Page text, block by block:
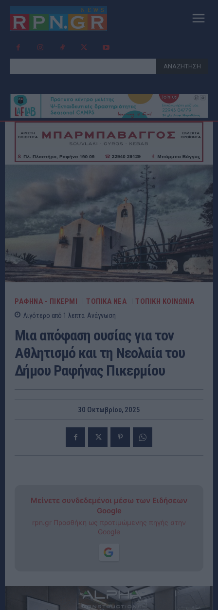
ΑΝΑΖΗΤΗΣΗ
ΡΑΦΗΝΑ - ΠΙΚΕΡΜΙ ΤΟΠΙΚΑ ΝΕΑ ΤΟΠΙΚΗ ΚΟΙΝΩΝΙΑ
Λιγότερο από 1 λεπτα Ανάγνωση
Μια απόφαση ουσίας για τον
Αθλητισμό και τη Νεολαία του
Δήμου Ραφήνας Πικερμίου
30 Οκτωβρίου, 2025
Μείνετε συνδεδεμένοι μέσω των Ειδήσεων
Google
rpn.gr Προσθήκη ως προτιμώμενης πηγής στην
Google